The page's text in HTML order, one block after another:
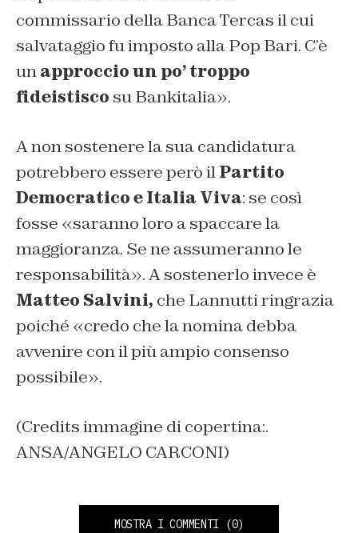
commissario della Banca Tercas il cui
salvataggio fu imposto alla Pop Bari. C’è
unapproccio un po’ troppo
fideistisco su Bankitalia».
A non sostenere la sua candidatura
potrebbero essere però ilPartito
Democratico e Italia Viva: se così
fosse «saranno loro a spaccare la
maggioranza. Se ne assumeranno le
responsabilità». A sostenerlo invece è
Matteo Salvini, che Lannutti ringrazia
poiché «credo che la nomina debba
avvenire con il più ampio consenso
possibile».
(Credits immagine di copertina:.
ANSA/ANGELO CARCONI)
MOSTRA I COMMENTI (0)